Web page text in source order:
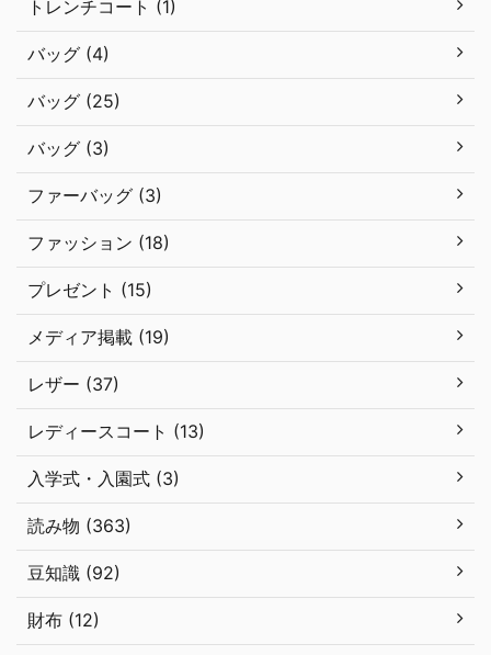
トレンチコート (1)
バッグ (4)
バッグ (25)
バッグ (3)
ファーバッグ (3)
ファッション (18)
プレゼント (15)
メディア掲載 (19)
レザー (37)
レディースコート (13)
入学式・入園式 (3)
読み物 (363)
豆知識 (92)
財布 (12)